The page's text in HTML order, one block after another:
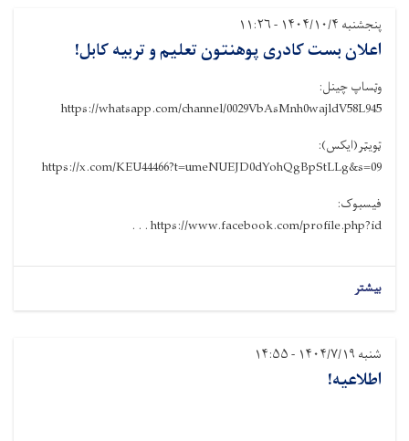
پنجشنبه ۱۴۰۴/۱۰/۴ - ۱۱:۲۶
اعلان بست‌ کادری پوهنتون تعلیم و تربیه کابل!
وټساپ چینل:
https://whatsapp.com/channel/0029VbAsMnh0wajldV58L945
ټویټر(ایکس):
https://x.com/KEU44466?t=umeNUEJD0dYohQgBpStLLg&s=09
فیسبوک:
https://www.facebook.com/profile.php?id . . .
بیشتر
شنبه ۱۴۰۴/۷/۱۹ - ۱۴:۵۵
اطلاعیه!